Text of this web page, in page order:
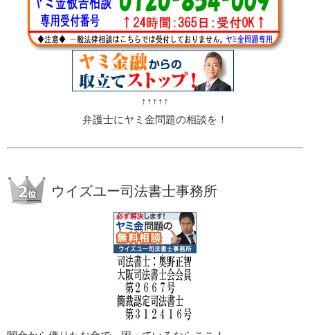
↑↑↑↑↑
弁護士にヤミ金問題の相談を！
ウイズユー司法書士事務所